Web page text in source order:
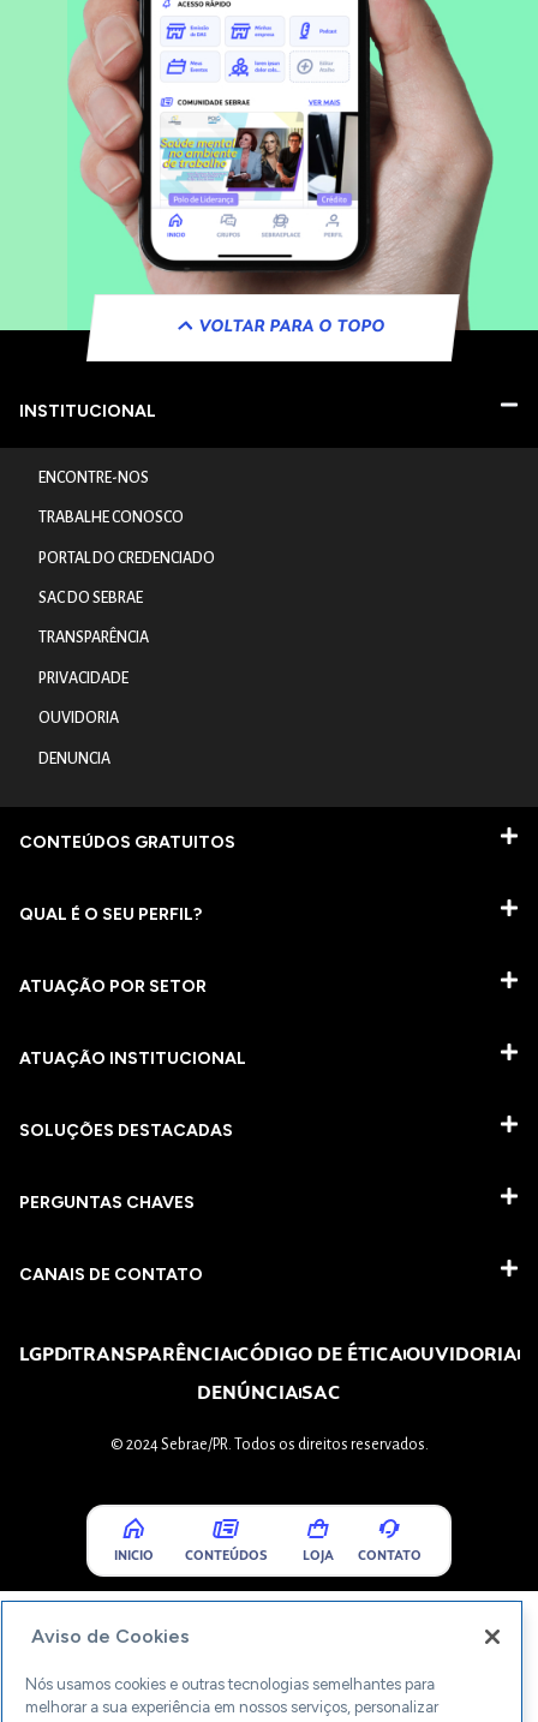
VOLTAR PARA O TOPO
INSTITUCIONAL
ENCONTRE-NOS
TRABALHE CONOSCO
PORTAL DO CREDENCIADO
SAC DO SEBRAE
TRANSPARÊNCIA
PRIVACIDADE
OUVIDORIA
DENUNCIA
CONTEÚDOS GRATUITOS
QUAL É O SEU PERFIL?
ATUAÇÃO POR SETOR
ATUAÇÃO INSTITUCIONAL
SOLUÇÕES DESTACADAS
PERGUNTAS CHAVES​
CANAIS DE CONTATO
LGPDTRANSPARÊNCIACÓDIGO DE ÉTICAOUVIDORIA
DENÚNCIASAC
© 2024 Sebrae/PR. Todos os direitos reservados.
INICIO CONTEÚDOS LOJA CONTATO
Aviso de Cookies
Nós usamos cookies e outras tecnologias semelhantes para
melhorar a sua experiência em nossos serviços, personalizar